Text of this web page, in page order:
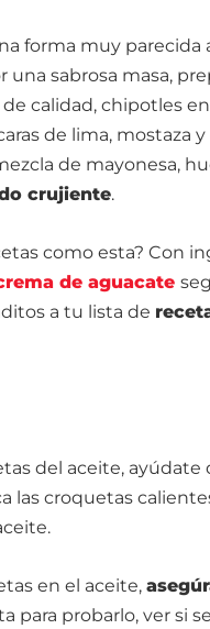
forma muy parecida
una sabrosa masa,
calidad, chipotles
de lima, mostaza
de mayonesa,
crujiente.
como esta? Con
de aguacate
a tu lista de
del aceite, ayúdate
las croquetas
en el aceite,
para probarlo, ver si